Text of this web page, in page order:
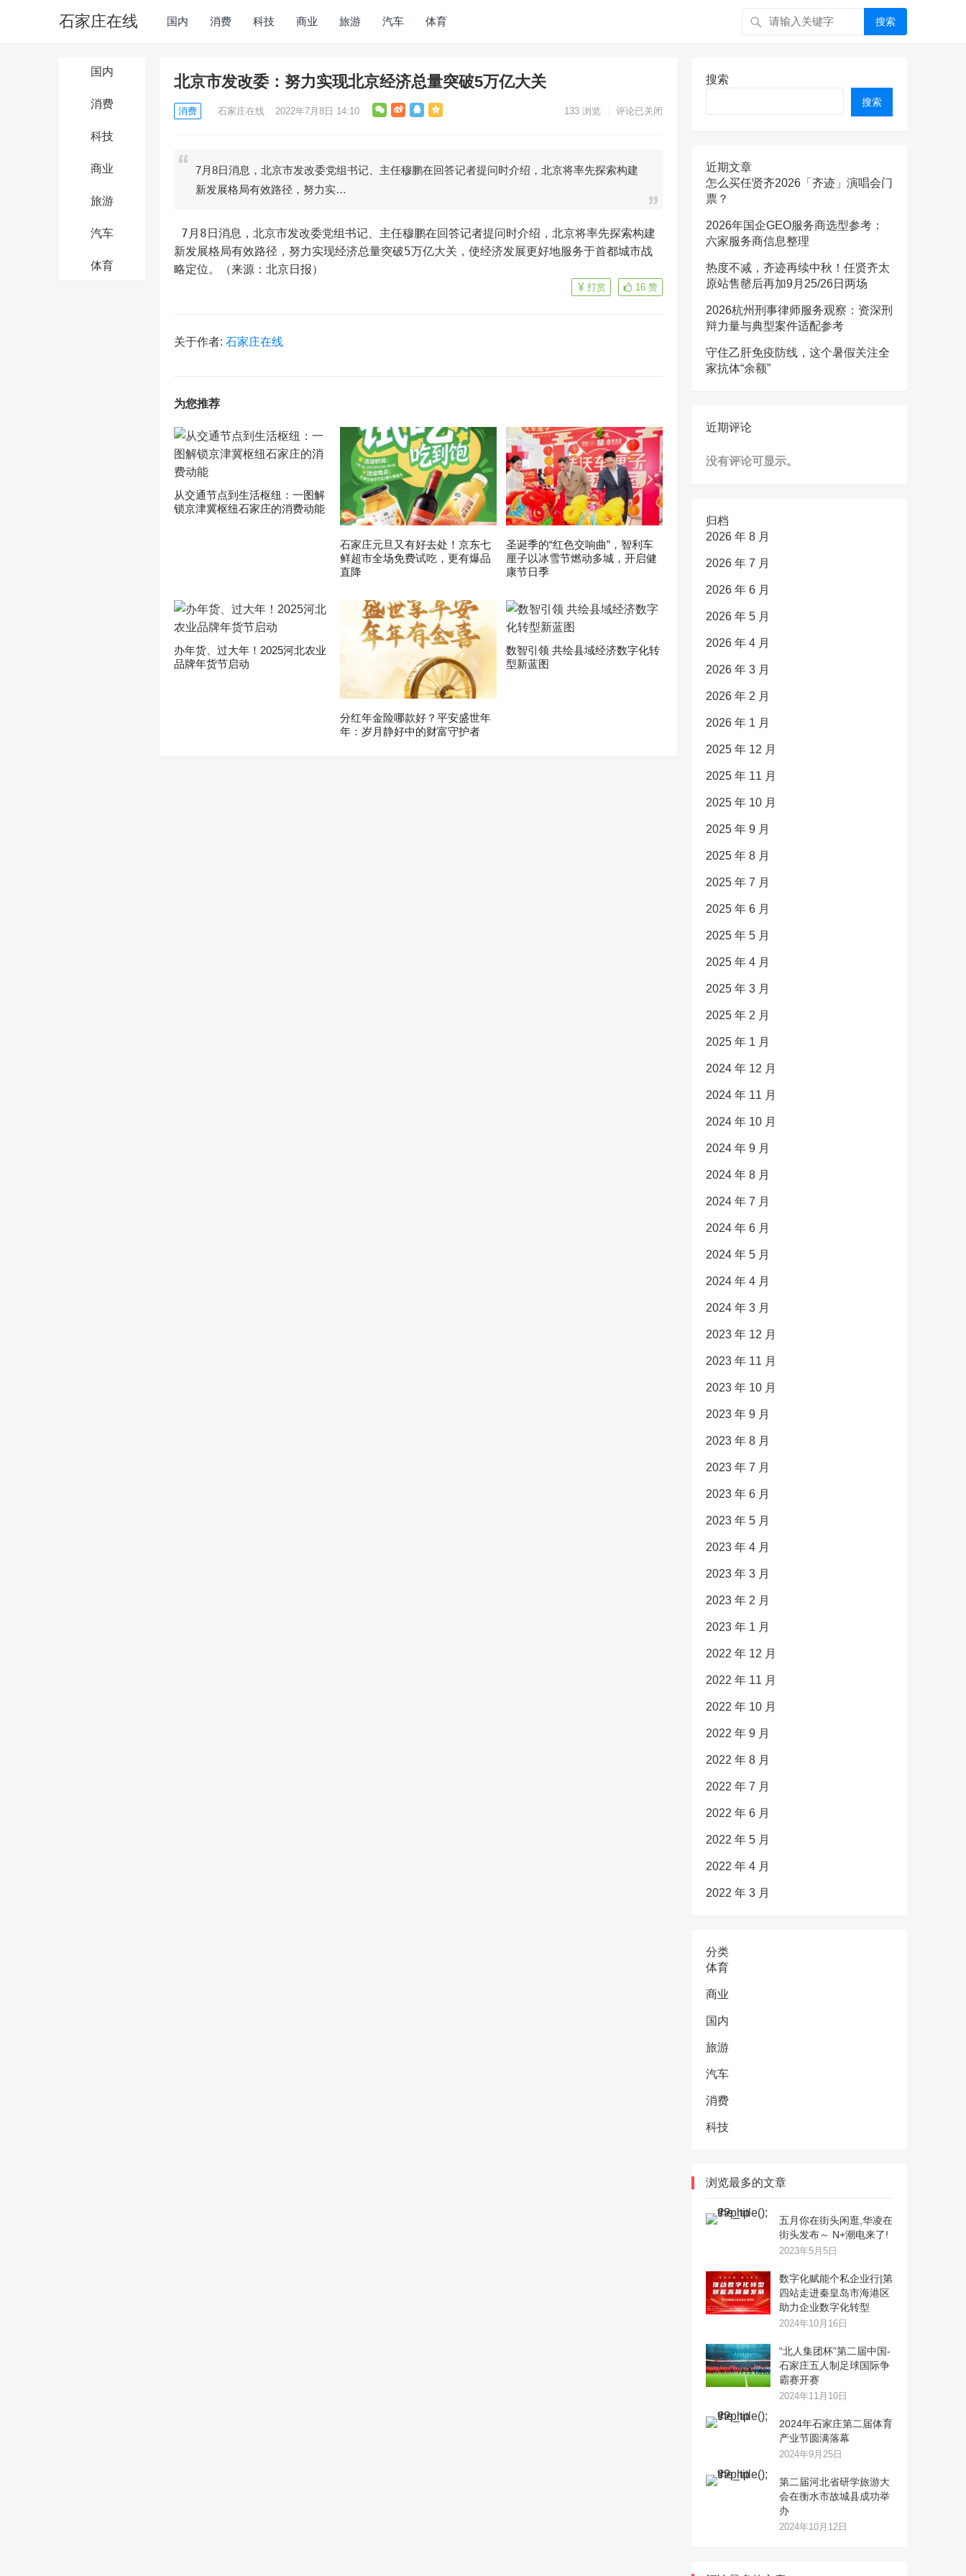
石家庄在线 国内 消费 科技 商业 旅游 汽车 体育 搜索
国内
消费
科技
商业
旅游
汽车
体育
北京市发改委：努力实现北京经济总量突破5万亿大关
消费 石家庄在线 2022年7月8日 14:10 133 浏览 评论已关闭
7月8日消息，北京市发改委党组书记、主任穆鹏在回答记者提问时介绍，北京将率先探索构建
新发展格局有效路径，努力实…
新发展格局有效路径，努力实现经济总量突破5万亿大关，使经济发展更好地服务于首都城市战
略定位。（来源：北京日报）
16 赞
打赏
关于作者: 石家庄在线
为您推荐
从交通节点到生活枢纽：一图解
锁京津冀枢纽石家庄的消费动能
石家庄元旦又有好去处！京东七
鲜超市全场免费试吃，更有爆品
直降
圣诞季的“红色交响曲”，智利车
厘子以冰雪节燃动多城，开启健
康节日季
办年货、过大年！2025河北农业
品牌年货节启动
分红年金险哪款好？平安盛世年
年：岁月静好中的财富守护者
数智引领 共绘县域经济数字化转
型新蓝图
搜索
搜索
近期文章
怎么买任贤齐2026「齐迹」演唱会门
票？
2026年国企GEO服务商选型参考：
六家服务商信息整理
热度不减，齐迹再续中秋！任贤齐太
原站售罄后再加9月25/26日两场
2026杭州刑事律师服务观察：资深刑
辩力量与典型案件适配参考
守住乙肝免疫防线，这个暑假关注全
家抗体“余额”
近期评论
没有评论可显示。
归档
2026 年 8 月
2026 年 7 月
2026 年 6 月
2026 年 5 月
2026 年 4 月
2026 年 3 月
2026 年 2 月
2026 年 1 月
2025 年 12 月
2025 年 11 月
2025 年 10 月
2025 年 9 月
2025 年 8 月
2025 年 7 月
2025 年 6 月
2025 年 5 月
2025 年 4 月
2025 年 3 月
2025 年 2 月
2025 年 1 月
2024 年 12 月
2024 年 11 月
2024 年 10 月
2024 年 9 月
2024 年 8 月
2024 年 7 月
2024 年 6 月
2024 年 5 月
2024 年 4 月
2024 年 3 月
2023 年 12 月
2023 年 11 月
2023 年 10 月
2023 年 9 月
2023 年 8 月
2023 年 7 月
2023 年 6 月
2023 年 5 月
2023 年 4 月
2023 年 3 月
2023 年 2 月
2023 年 1 月
2022 年 12 月
2022 年 11 月
2022 年 10 月
2022 年 9 月
2022 年 8 月
2022 年 7 月
2022 年 6 月
2022 年 5 月
2022 年 4 月
2022 年 3 月
分类
体育
商业
国内
旅游
汽车
消费
科技
浏览最多的文章
五月你在街头闲逛,华凌在
街头发布～ N+潮电来了!
2023年5月5日
数字化赋能个私企业行|第
四站走进秦皇岛市海港区
助力企业数字化转型
2024年10月16日
“北人集团杯”第二届中国-
石家庄五人制足球国际争
霸赛开赛
2024年11月10日
2024年石家庄第二届体育
产业节圆满落幕
2024年9月25日
第二届河北省研学旅游大
会在衡水市故城县成功举
办
2024年10月12日